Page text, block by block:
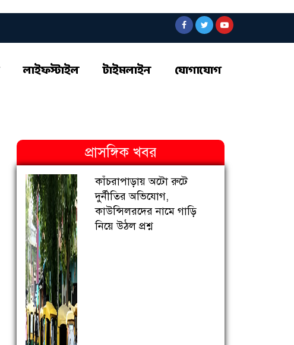
লাইফস্টাইল টাইমলাইন যোগাযোগ
প্রাসঙ্গিক খবর
কাঁচরাপাড়ায় অটো রুটে
দুর্নীতির অভিযোগ,
কাউন্সিলরদের নামে গাড়ি
নিয়ে উঠল প্রশ্ন